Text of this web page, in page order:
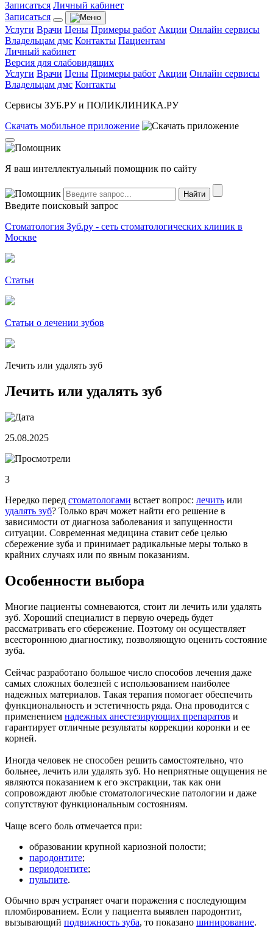
Записаться Личный кабинет
Записаться
Услуги Врачи Цены Примеры работ Акции Онлайн сервисы
Владельцам дмс Контакты Пациентам
Личный кабинет
Версия для слабовидящих
Услуги Врачи Цены Примеры работ Акции Онлайн сервисы
Владельцам дмс Контакты
Сервисы ЗУБ.РУ и ПОЛИКЛИНИКА.РУ
Скачать мобильное приложение
Я ваш интеллектуальный помощник по сайту
Введите поисковый запрос
Стоматология Зуб.ру - сеть стоматологических клиник в
Москве
Статьи
Статьи о лечении зубов
Лечить или удалять зуб
Лечить или удалять зуб
25.08.2025
3
Нередко перед стоматологами встает вопрос: лечить или
удалять зуб? Только врач может найти его решение в
зависимости от диагноза заболевания и запущенности
ситуации. Современная медицина ставит себе целью
сбережение зуба и принимает радикальные меры только в
крайних случаях или по явным показаниям.
Особенности выбора
Многие пациенты сомневаются, стоит ли лечить или удалять
зуб. Хороший специалист в первую очередь будет
рассматривать его сбережение. Поэтому он осуществляет
всестороннюю диагностику, позволяющую оценить состояние
зуба.
Сейчас разработано большое число способов лечения даже
самых сложных болезней с использованием наиболее
надежных материалов. Такая терапия помогает обеспечить
функциональность и эстетичность ряда. Она проводится с
применением надежных анестезирующих препаратов и
гарантирует отличные результаты коррекции коронки и ее
корней.
Иногда человек не способен решить самостоятельно, что
больнее, лечить или удалять зуб. Но неприятные ощущения не
являются показанием к его экстракции, так как они
сопровождают любые стоматологические патологии и даже
сопутствуют функциональным состояниям.
Чаще всего боль отмечается при:
образовании крупной кариозной полости;
пародонтите;
периодонтите;
пульпите.
Обычно врач устраняет очаги поражения с последующим
пломбированием. Если у пациента выявлен пародонтит,
вызывающий подвижность зуба, то показано шинирование.